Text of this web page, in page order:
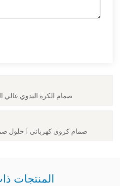
صمام الكرة اليدوي عالي
صمام كروي كهربائي | حلول
المنتجات